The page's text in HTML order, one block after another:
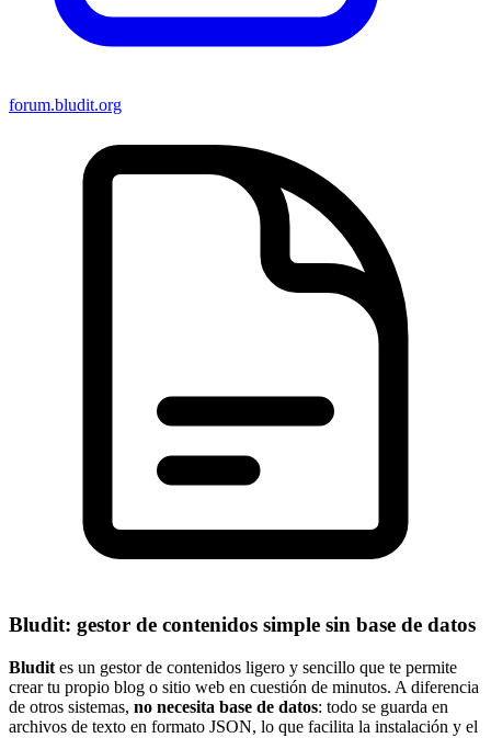
forum.bludit.org
Bludit: gestor de contenidos simple sin base de datos
Bludit es un gestor de contenidos ligero y sencillo que te permite
crear tu propio blog o sitio web en cuestión de minutos. A diferencia
de otros sistemas, no necesita base de datos: todo se guarda en
archivos de texto en formato JSON, lo que facilita la instalación y el